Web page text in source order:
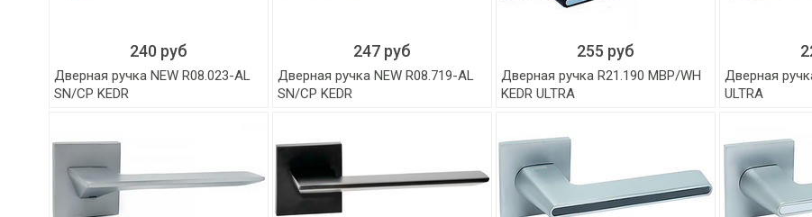
240 руб
Дверная ручка NEW R08.023-AL
SN/CP KEDR
247 руб
Дверная ручка NEW R08.719-AL
SN/CP KEDR
255 руб
Дверная ручка R21.190 MBP/WH
KEDR ULTRA
Дверная
ULTRA